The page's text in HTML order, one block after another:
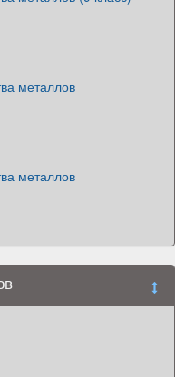
металлов
металлов